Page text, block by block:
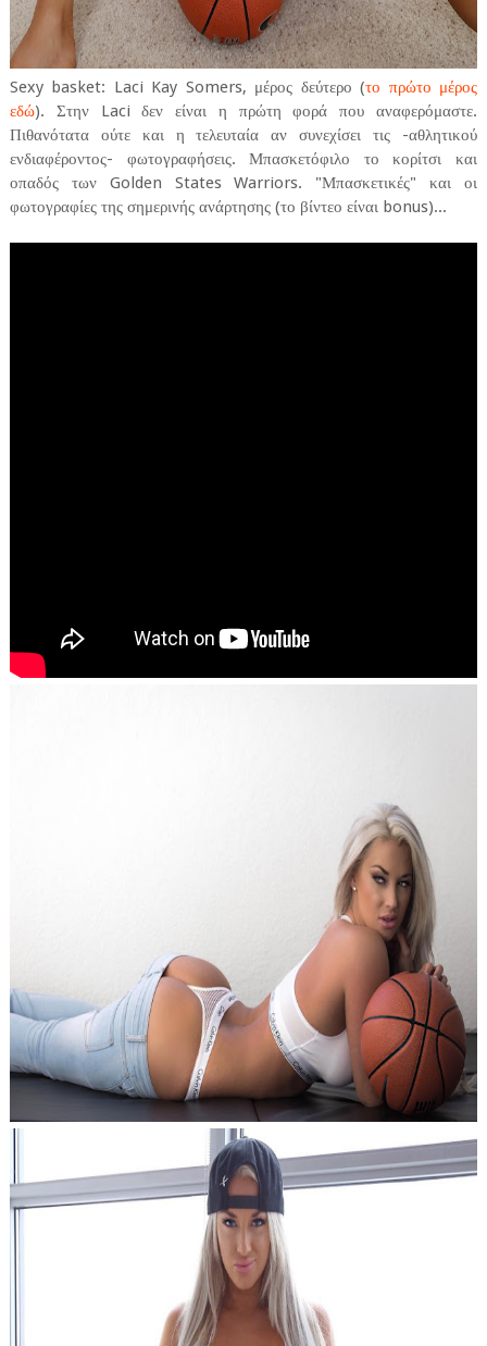
Sexy basket: Laci Kay Somers, μέρος δεύτερο (το πρώτο μέρος
εδώ). Στην Laci δεν είναι η πρώτη φορά που αναφερόμαστε.
Πιθανότατα ούτε και η τελευταία αν συνεχίσει τις -αθλητικού
ενδιαφέροντος- φωτογραφήσεις. Μπασκετόφιλο το κορίτσι και
οπαδός των Golden States Warriors. "Μπασκετικές" και οι
φωτογραφίες της σημερινής ανάρτησης (το βίντεο είναι bonus)...